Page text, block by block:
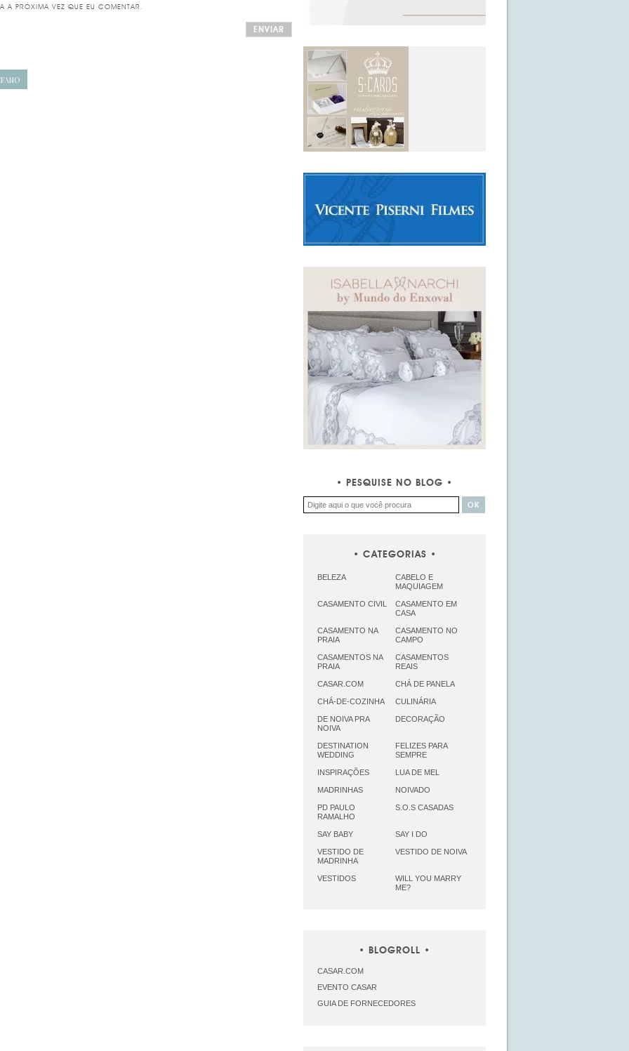
A PRÓXIMA VEZ QUE EU COMENTAR.
PESQUISE NO BLOG
CATEGORIAS
BELEZA
CABELO E
MAQUIAGEM
CASAMENTO CIVIL
CASAMENTO EM
CASA
CASAMENTO NA
PRAIA
CASAMENTO NO
CAMPO
CASAMENTOS NA
PRAIA
CASAMENTOS
REAIS
CASAR.COM CHÁ DE PANELA
CHÁ-DE-COZINHA CULINÁRIA
DE NOIVA PRA
NOIVA
DECORAÇÃO
DESTINATION
WEDDING
FELIZES PARA
SEMPRE
INSPIRAÇÕES LUA DE MEL
MADRINHAS NOIVADO
PD PAULO
RAMALHO
S.O.S CASADAS
SAY BABY SAY I DO
VESTIDO DE
MADRINHA
VESTIDO DE NOIVA
VESTIDOS
WILL YOU MARRY
ME?
BLOGROLL
CASAR.COM
EVENTO CASAR
GUIA DE FORNECEDORES